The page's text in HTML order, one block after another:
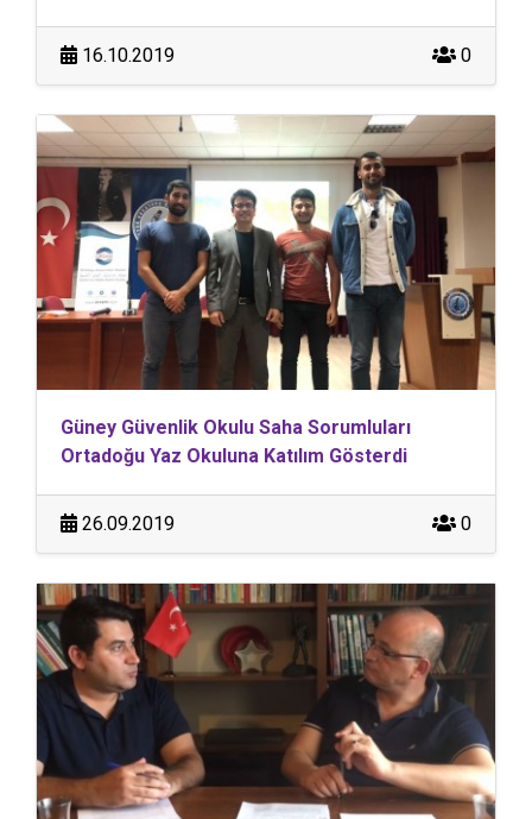
16.10.2019 0
Güney Güvenlik Okulu Saha Sorumluları
Ortadoğu Yaz Okuluna Katılım Gösterdi
26.09.2019 0